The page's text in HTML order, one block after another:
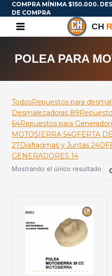
COMPRA MÍNIMA $150.000.
DE COMPRA
POLEA PARA
TodosRepuestos para
Desmalezadoras 89
64Repuestos para
MOTOSIERRA 54OFERTA
27Diafragmas y Juntas 24
GENERADORES 14
Mostrando el único resultado